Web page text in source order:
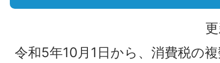
令和5年10月1日から、消費税の